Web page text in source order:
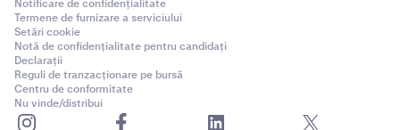
Notificare de confidențialitate
Termene de furnizare a serviciului
Setări cookie
Notă de confidențialitate pentru candidați
Declarații
Reguli de tranzacționare pe bursă
Centru de conformitate
Nu vinde/distribui